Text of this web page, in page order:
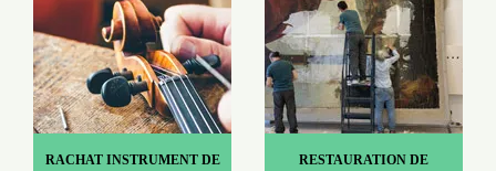
RACHAT INSTRUMENT DE
RESTAURATION DE